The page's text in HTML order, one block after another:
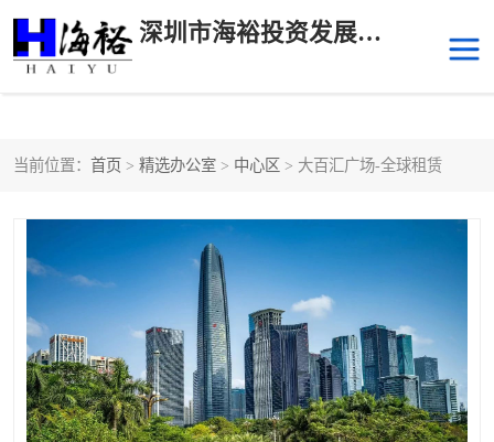
深圳市海裕投资发展有限公司
当前位置： 首页 > 精选办公室 > 中心区 > 大百汇广场-全球租赁
南山华侨城
深圳湾科技生态园
福田中心区写字楼租赁 宝安中心区
深圳宝安 福田车公庙